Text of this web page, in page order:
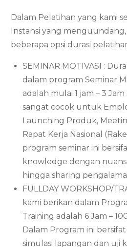
Dalam Pelatihan yang kami
Instansi yang
beberapa opsi durasi
SEMINAR MOTIVASI :
dalam program Seminar
adalah mulai 1 jam – 3 Jam
sangat cocok untuk
Launching Produk,
Rapat Kerja Nasional
program seminar ini
knowledge dengan
hingga sharing
FULLDAY WORKSHOP/
kami berikan dalam
Training adalah 6 Jam –
Dalam Program ini
simulasi lapangan dan uji